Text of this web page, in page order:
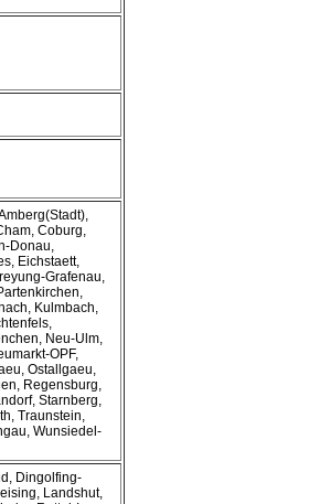
Coburg,
Donau,
Eichstaett,
Grafenau,
Kulmbach,
Neu-Ulm,
OPF,
Ostallgaeu,
Regensburg,
Starnberg,
Traunstein,
Wunsiedel-
Dingolfing-
Landshut,